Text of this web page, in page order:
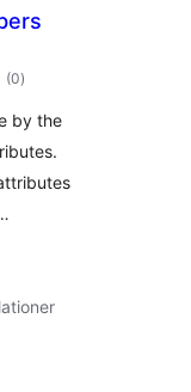
(0totale
bedømmelser
)
by the